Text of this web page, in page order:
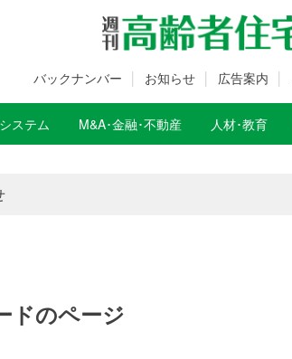
バックナンバー お知らせ 広告案内
ステム M&A･金融･不動産 人材･教育
へ閲覧本数変更のお知らせ
ドのページ